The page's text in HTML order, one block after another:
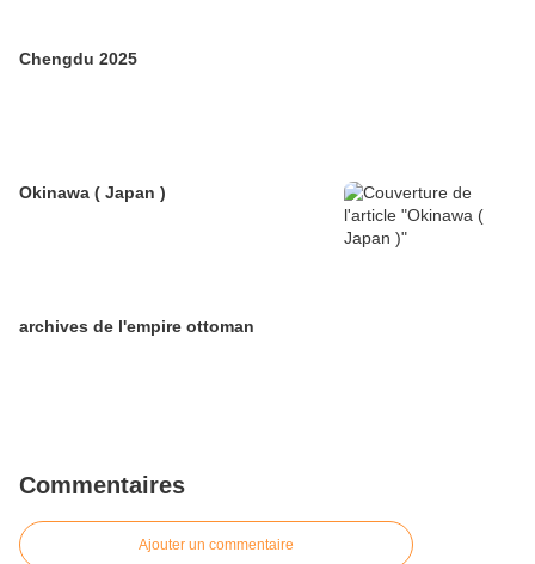
Chengdu 2025
Okinawa ( Japan )
archives de l'empire ottoman
Commentaires
Ajouter un commentaire